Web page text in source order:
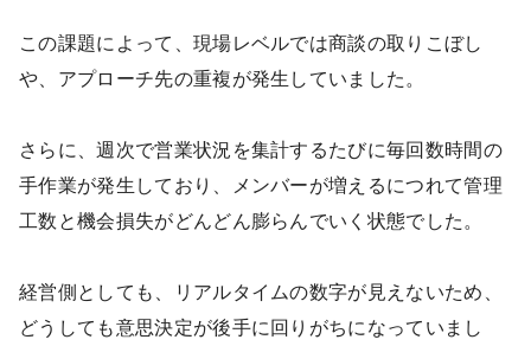
この課題によって、現場レベルでは商談の取りこぼし
や、アプローチ先の重複が発生していました。
さらに、週次で営業状況を集計するたびに毎回数時間の
手作業が発生しており、メンバーが増えるにつれて管理
工数と機会損失がどんどん膨らんでいく状態でした。
経営側としても、リアルタイムの数字が見えないため、
どうしても意思決定が後手に回りがちになっていまし